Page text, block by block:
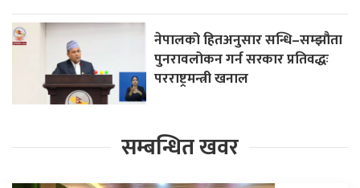
नेपालको हितअनुसार सन्धि–सम्झौता
पुनरावलोकन गर्न सरकार प्रतिवद्धः
परराष्ट्रमन्त्री खनाल
सम्बन्धित खवर